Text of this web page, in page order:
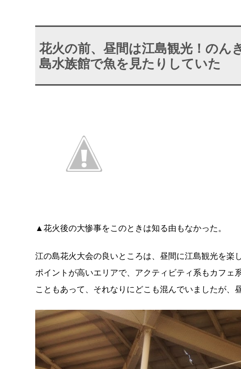
花火の前、昼間は江島観光！のん
島水族館で魚を見たりしていた
▲花火後の大惨事をこのときは知る由もなかった。
江の島花火大会の良いところは、昼間に江島観光を楽
ポイントが高いエリアで、アクティビティ系もカフェ
こともあって、それなりにどこも混んでいましたが、